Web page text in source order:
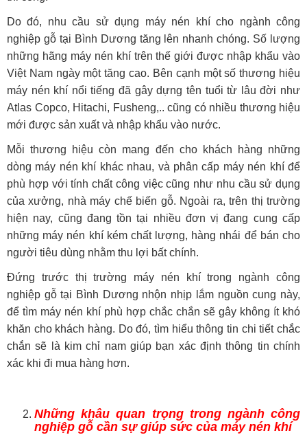
Do đó, nhu cầu sử dụng máy nén khí cho ngành công
nghiệp gỗ tại Bình Dương tăng lên nhanh chóng. Số lượng
những hãng máy nén khí trên thế giới được nhập khẩu vào
Việt Nam ngày một tăng cao. Bên cạnh một số thương hiệu
máy nén khí nổi tiếng đã gây dựng tên tuổi từ lâu đời như
Atlas Copco, Hitachi, Fusheng,.. cũng có nhiều thương hiệu
mới được sản xuất và nhập khẩu vào nước.
Mỗi thương hiệu còn mang đến cho khách hàng những
dòng máy nén khí khác nhau, và phân cấp máy nén khí để
phù hợp với tính chất công việc cũng như nhu cầu sử dụng
của xưởng, nhà máy chế biến gỗ. Ngoài ra, trên thị trường
hiện nay, cũng đang tồn tại nhiều đơn vị đang cung cấp
những máy nén khí kém chất lượng, hàng nhái để bán cho
người tiêu dùng nhằm thu lợi bất chính.
Đứng trước thị trường máy nén khí trong ngành công
nghiệp gỗ tại Bình Dương nhộn nhịp lắm nguồn cung này,
để tìm máy nén khí phù hợp chắc chắn sẽ gây không ít khó
khăn cho khách hàng. Do đó, tìm hiểu thông tin chi tiết chắc
chắn sẽ là kim chỉ nam giúp bạn xác định thông tin chính
xác khi đi mua hàng hơn.
Những khâu quan trọng trong ngành công
nghiệp gỗ cần sự giúp sức của máy nén khí